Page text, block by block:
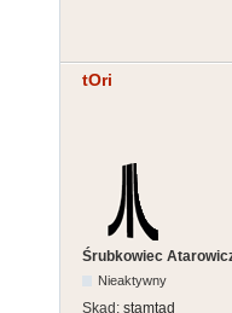
tOri
Śrubkowiec
Nieaktywny
Skąd: stamtąd